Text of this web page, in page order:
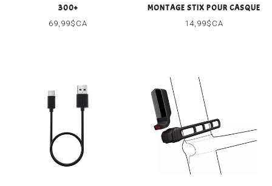
300+
69,99$CA
MONTAGE STIX POUR CASQUE
14,99$CA